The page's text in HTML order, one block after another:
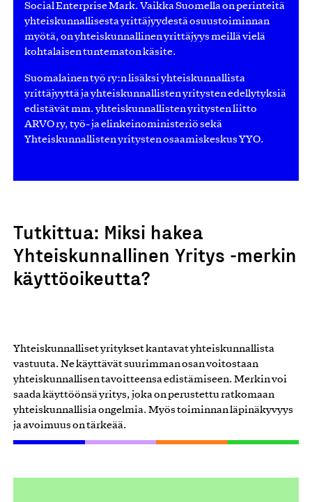
Social Enterprise Mark. Vaikka Suomella on perinteitä
yhteiskunnallisesta yrittäjyydestä osuustoiminnan
myötä, on yhteiskunnallinen yrittäjyys meillä vielä
kohtalaisen tuntematon käsite.
Suomalainen työ ry:n lisäksi yhteiskunnallista
yrittäjyyttä ja yhteiskunnallisten yritysten edellytyksiä
edistävät mm. yhteiskunnallisten yritysten liitto
ARVO ry, työ- ja elinkeinoministeriö sekä
Yhteiskunnallisten yritysten osaamiskeskus YYO.
Tutkittua: Miksi hakea
Yhteiskunnallinen Yritys -merkin
käyttöoikeutta?
Yhteiskunnalliset yritykset kantavat yhteiskunnallista
vastuuta. Ne käyttävät suurimman osan voitostaan
yhteiskunnallisen tavoitteensa edistämiseen. Merkin voi
saada käyttöönsä yritys, joka on perustettu ratkomaan
yhteiskunnallisia ongelmia. Myös toiminnan läpinäkyvyys
ja avoimuus on tärkeää.